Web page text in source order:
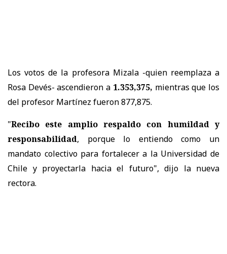
Los votos de la profesora Mizala -quien reemplaza a
Rosa Devés- ascendieron a 1.353,375, mientras que los
del profesor Martínez fueron 877,875.
"Recibo este amplio respaldo con humildad y
responsabilidad, porque lo entiendo como un
mandato colectivo para fortalecer a la Universidad de
Chile y proyectarla hacia el futuro", dijo la nueva
rectora.